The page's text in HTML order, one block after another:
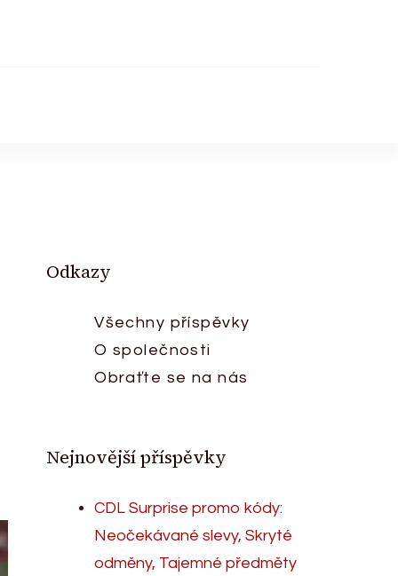
Odkazy
Všechny příspěvky
O společnosti
Obraťte se na nás
Nejnovější příspěvky
CDL Surprise promo kódy:
Neočekávané slevy, Skryté
odměny, Tajemné předměty